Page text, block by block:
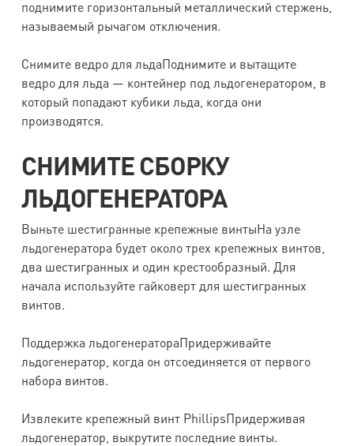
поднимите горизонтальный металлический стержень,
называемый рычагом отключения.
Снимите ведро для льдаПоднимите и вытащите
ведро для льда — контейнер под льдогенератором, в
который попадают кубики льда, когда они
производятся.
СНИМИТЕ СБОРКУ
ЛЬДОГЕНЕРАТОРА
Выньте шестигранные крепежные винтыНа узле
льдогенератора будет около трех крепежных винтов,
два шестигранных и один крестообразный. Для
начала используйте гайковерт для шестигранных
винтов.
Поддержка льдогенератораПридерживайте
льдогенератор, когда он отсоединяется от первого
набора винтов.
Извлеките крепежный винт PhillipsПридерживая
льдогенератор, выкрутите последние винты.